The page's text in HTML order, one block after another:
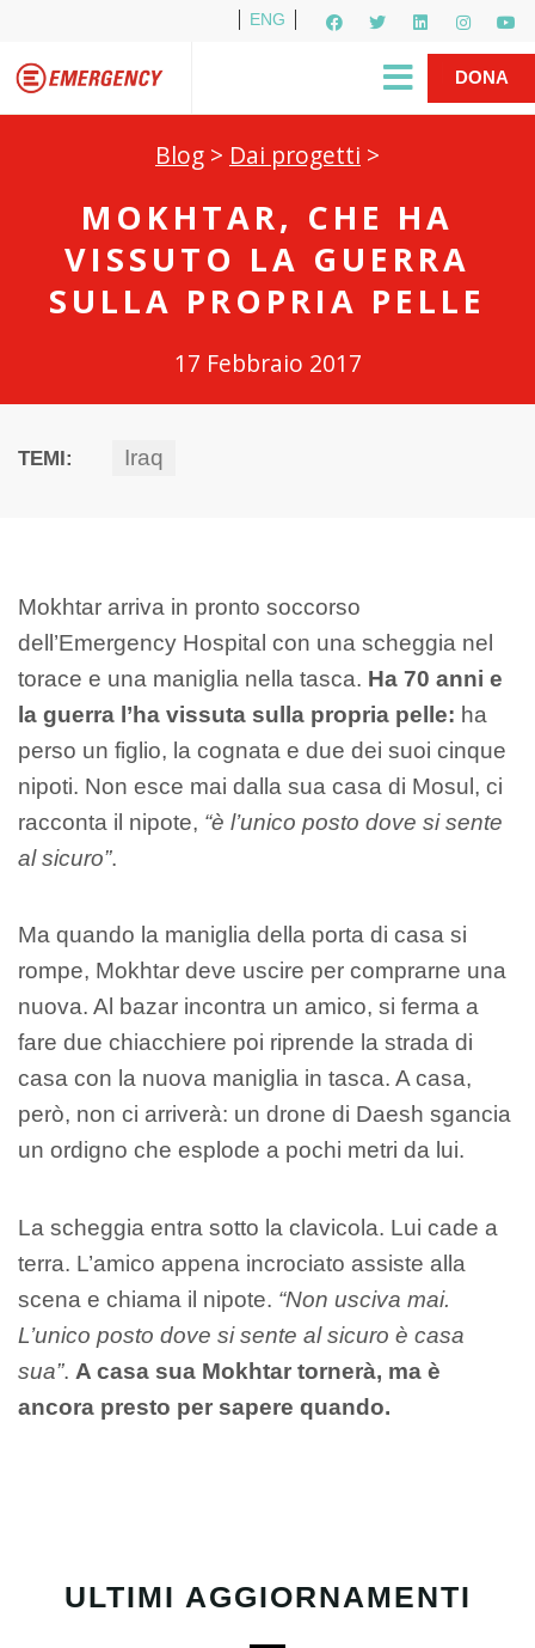
ENG
R1PUD1A
DONA
Blog > Dai progetti >
MOKHTAR, CHE HA
VISSUTO LA GUERRA
SULLA PROPRIA PELLE
17 Febbraio 2017
TEMI: Iraq
Mokhtar arriva in pronto soccorso
dell’Emergency Hospital con una scheggia nel
torace e una maniglia nella tasca. Ha 70 anni e
la guerra l’ha vissuta sulla propria pelle: ha
perso un figlio, la cognata e due dei suoi cinque
nipoti. Non esce mai dalla sua casa di Mosul, ci
racconta il nipote, “è l’unico posto dove si sente
al sicuro”.
Ma quando la maniglia della porta di casa si
rompe, Mokhtar deve uscire per comprarne una
nuova. Al bazar incontra un amico, si ferma a
fare due chiacchiere poi riprende la strada di
casa con la nuova maniglia in tasca. A casa,
però, non ci arriverà: un drone di Daesh sgancia
un ordigno che esplode a pochi metri da lui.
La scheggia entra sotto la clavicola. Lui cade a
terra. L’amico appena incrociato assiste alla
scena e chiama il nipote. “Non usciva mai.
L’unico posto dove si sente al sicuro è casa
sua”. A casa sua Mokhtar tornerà, ma è
ancora presto per sapere quando.
ULTIMI AGGIORNAMENTI